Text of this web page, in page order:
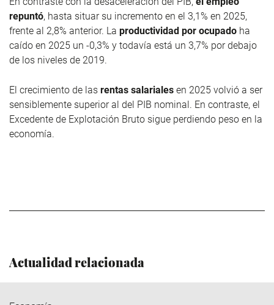
repuntó, hasta situar su incremento en el 3,1% en 2025,
frente al 2,8% anterior. La productividad por ocupado ha
caído en 2025 un -0,3% y todavía está un 3,7% por debajo
de los niveles de 2019.
El crecimiento de las rentas salariales en 2025 volvió a ser
sensiblemente superior al del PIB nominal. En contraste, el
Excedente de Explotación Bruto sigue perdiendo peso en la
economía.
Actualidad relacionada